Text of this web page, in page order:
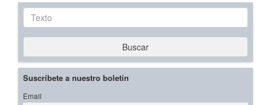
Texto
Buscar
Suscríbete a nuestro boletín
Email